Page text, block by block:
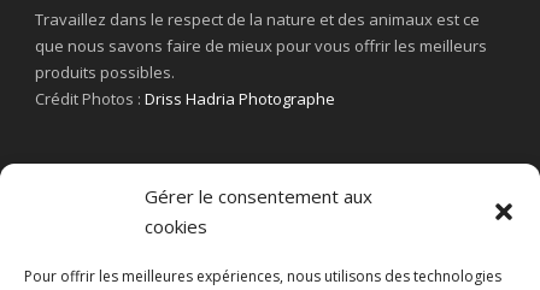
Gérer le consentement aux
cookies
Pour offrir les meilleures expériences, nous utilisons des technologies
Travaillez dans le respect de la nature et des animaux est ce
que nous savons faire de mieux pour vous offrir les meilleurs
produits possibles.
Crédit Photos : Driss Hadria Photographe